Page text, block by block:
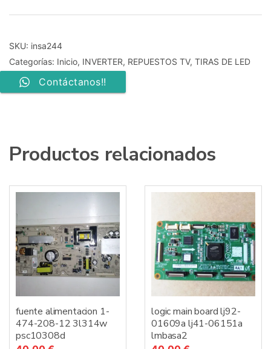
qf131v1.00
SKU: insa244
Categorías: Inicio, INVERTER, REPUESTOS TV, TIRAS DE LED
Contáctanos!!
Productos relacionados
fuente alimentacion 1-
474-208-12 3l314w
psc10308d
logic main board lj92-
01609a lj41-06151a
lmbasa2